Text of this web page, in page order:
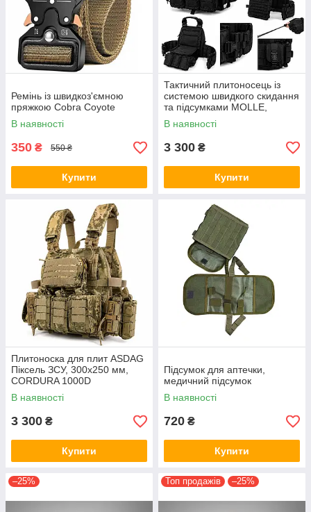
Ремінь із швидкоз'ємною
пряжкою Cobra Coyote
В наявності
350 ₴ 550 ₴
Купити
Тактичний плитоносець із
системою швидкого скидання
та підсумками MOLLE,
чорний
В наявності
3 300 ₴
Купити
Плитоноска для плит ASDAG
Піксель ЗСУ, 300х250 мм,
CORDURA 1000D
В наявності
3 300 ₴
Купити
Підсумок для аптечки,
медичний підсумок
В наявності
720 ₴
Купити
–25% Топ продажів –25%